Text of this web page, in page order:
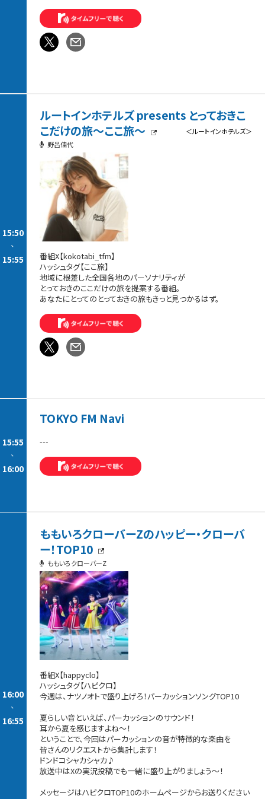
15:50
-
15:55
ルートインホテルズ presents とっておきこ
こだけの旅～ここ旅～
＜ルートインホテルズ＞
野呂佳代
番組X【kokotabi_tfm】
ハッシュタグ【ここ旅】
地域に根差した全国各地のパーソナリティが
とっておきのここだけの旅を提案する番組。
あなたにとってのとっておきの旅もきっと見つかるはず。
15:55
-
16:00
TOKYO FM Navi
---
16:00
-
16:55
ももいろクローバーZのハッピー・クローバ
ー！TOP10
ももいろクローバーZ
番組X【happyclo】
ハッシュタグ【ハピクロ】
今週は、ナツノオトで盛り上げろ！パーカッションソングTOP10
夏らしい音といえば、パーカッションのサウンド！
耳から夏を感じますよね～！
ということで、今回はパーカッションの音が特徴的な楽曲を
皆さんのリクエストから集計します！
ドンドコシャカシャカ♪
放送中はXの実況投稿でも一緒に盛り上がりましょう～！
メッセージはハピクロTOP10のホームページからお送りください